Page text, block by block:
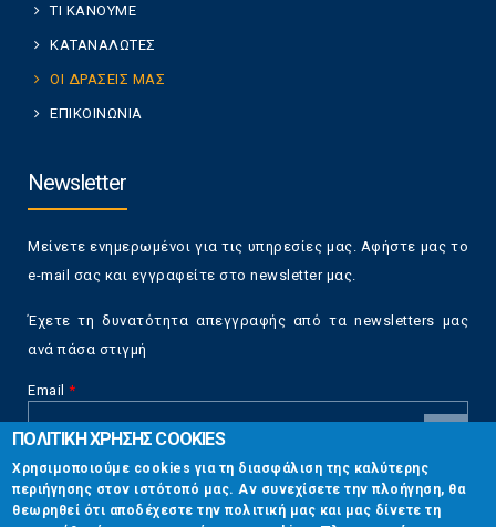
ΤΙ ΚΑΝΟΥΜΕ
ΚΑΤΑΝΑΛΩΤΕΣ
ΟΙ ΔΡΑΣΕΙΣ ΜΑΣ
ΕΠΙΚΟΙΝΩΝΙΑ
Newsletter
Μείνετε ενημερωμένοι για τις υπηρεσίες μας. Αφήστε μας το
e-mail σας και εγγραφείτε στο newsletter μας.
Έχετε τη δυνατότητα απεγγραφής από τα newsletters μας
ανά πάσα στιγμή
Email *
CAPTCHA
This
question is
Επικοινωνία
ΠΟΛΙΤΙΚΗ ΧΡΗΣΗΣ COOKIES
Χρησιμοποιούμε cookies για τη διασφάλιση της καλύτερης
περιήγησης στον ιστότοπό μας. Αν συνεχίσετε την πλοήγηση, θα
θεωρηθεί ότι αποδέχεστε την πολιτική μας και μας δίνετε τη